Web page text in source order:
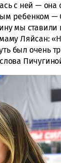
с ней — она
ребенком
мы ставили
Ляйсан:
был очень